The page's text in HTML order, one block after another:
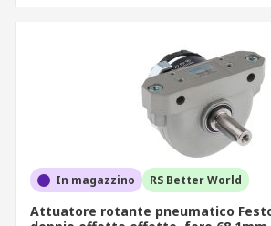
In magazzino RS Better World
Attuatore rotante pneumatico Festo